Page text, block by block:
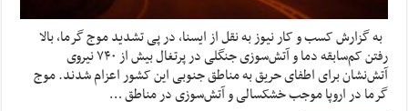
به گزارش کسب و کار نیوز به نقل از ایسنا، در پی تشدید موج گرما، بالا
رفتن کم‌سابقه دما و آتش‌سوزی جنگلی در پرتغال بیش از ۷۴۰ نیروی
آتش‌نشان برای اطفای حریق به مناطق جنوبی این کشور اعزام شدند. موج
گرما در اروپا موجب خشکسالی و آتش‌سوزی در مناطق …